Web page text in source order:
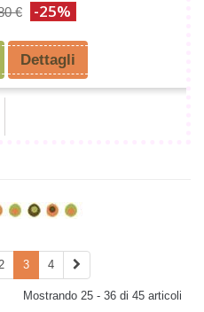
€ -25%
Dettagli
3 4
Mostrando 25 - 36 di 45 articoli